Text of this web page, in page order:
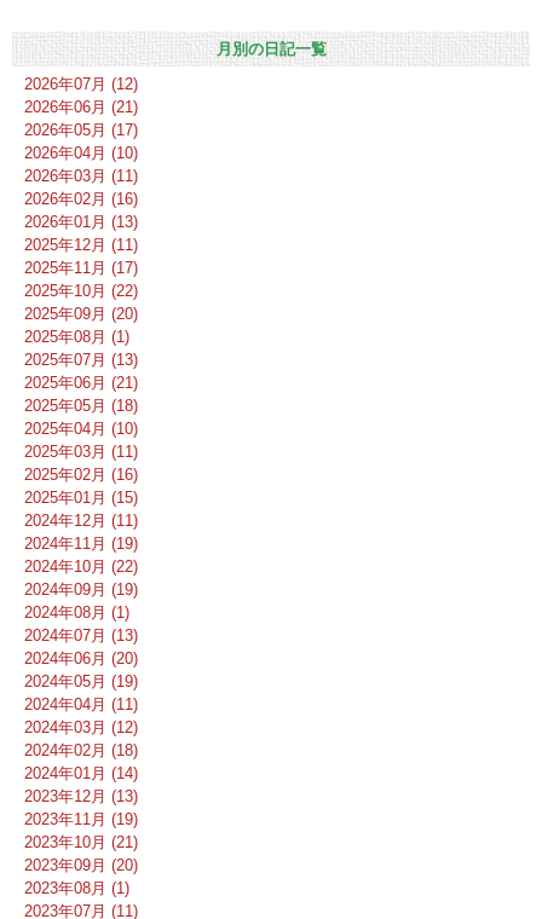
月別の日記一覧
2026年07月 (12)
2026年06月 (21)
2026年05月 (17)
2026年04月 (10)
2026年03月 (11)
2026年02月 (16)
2026年01月 (13)
2025年12月 (11)
2025年11月 (17)
2025年10月 (22)
2025年09月 (20)
2025年08月 (1)
2025年07月 (13)
2025年06月 (21)
2025年05月 (18)
2025年04月 (10)
2025年03月 (11)
2025年02月 (16)
2025年01月 (15)
2024年12月 (11)
2024年11月 (19)
2024年10月 (22)
2024年09月 (19)
2024年08月 (1)
2024年07月 (13)
2024年06月 (20)
2024年05月 (19)
2024年04月 (11)
2024年03月 (12)
2024年02月 (18)
2024年01月 (14)
2023年12月 (13)
2023年11月 (19)
2023年10月 (21)
2023年09月 (20)
2023年08月 (1)
2023年07月 (11)